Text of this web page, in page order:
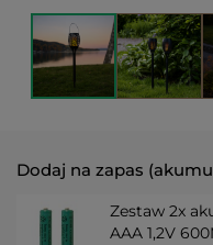
Dodaj na zapas
Zestaw 2x
AAA 1,2V